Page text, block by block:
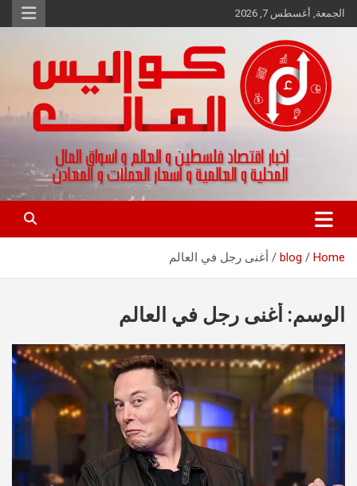
Skip
to
الجمعة, أغسطس 7, 2026
كواليس المال
اخبار اقتصاد فلسطين و العالم و تقارير اسواق المال و العملات
Home
blog أغنى رجل في العالم
الوسم: أغنى رجل في العالم